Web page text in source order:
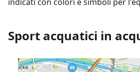
Sport acquatici in